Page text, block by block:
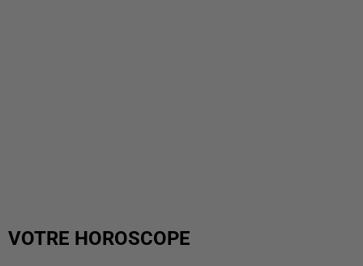
VOTRE HOROSCOPE